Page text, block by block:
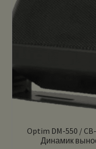
Optim DM-550 /
Динамик